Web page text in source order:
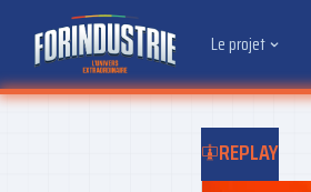
Le projet
REPLAY